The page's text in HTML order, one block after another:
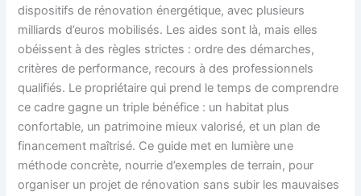
dispositifs de rénovation énergétique, avec plusieurs
milliards d’euros mobilisés. Les aides sont là, mais elles
obéissent à des règles strictes : ordre des démarches,
critères de performance, recours à des professionnels
qualifiés. Le propriétaire qui prend le temps de comprendre
ce cadre gagne un triple bénéfice : un habitat plus
confortable, un patrimoine mieux valorisé, et un plan de
financement maîtrisé. Ce guide met en lumière une
méthode concrète, nourrie d’exemples de terrain, pour
organiser un projet de rénovation sans subir les mauvaises